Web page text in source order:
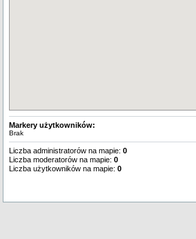
Markery użytkowników:
Brak
Liczba administratorów na mapie: 0
Liczba moderatorów na mapie: 0
Liczba użytkowników na mapie: 0